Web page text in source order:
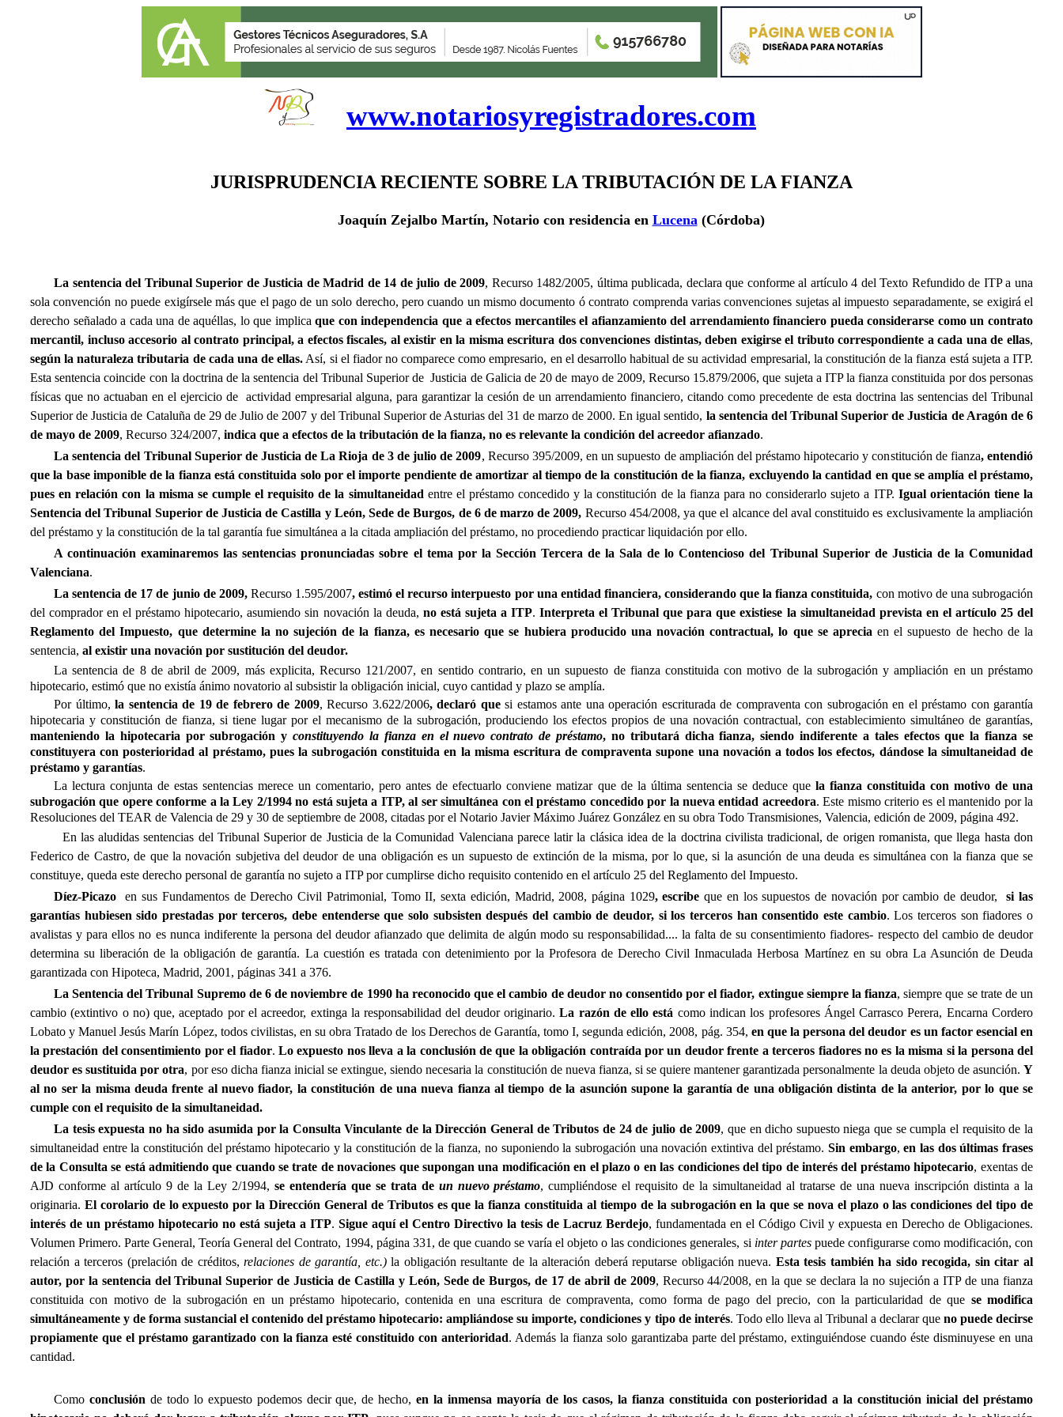
www.notariosyregistradores.com
JURISPRUDENCIA RECIENTE SOBRE LA TRIBUTACIÓN DE LA FIANZA
Joaquín Zejalbo Martín, Notario con residencia en Lucena(Córdoba)
La sentencia del Tribunal Superior de Justicia de Madrid de 14 de julio de 2009, Recurso 1482/2005, última publicada, declara que conforme al artículo 4 del Texto Refundido de ITP a una
sola convención no puede exigírsele más que el pago de un solo derecho, pero cuando un mismo documento ó contrato comprenda varias convenciones sujetas al impuesto separadamente, se exigirá el
derecho señalado a cada una de aquéllas, lo que implicaque con independencia que a efectos mercantiles el afianzamiento del arrendamiento financiero pueda considerarse como un contrato
mercantil, incluso accesorio al contrato principal, a efectos fiscales, al existir en la misma escritura dos convenciones distintas, deben exigirse el tributo correspondiente a cada una de ellas,
según la naturaleza tributaria de cada una de ellas. Así, si el fiador no comparece como empresario, en el desarrollo habitual de su actividad empresarial, la constitución de la fianza está sujeta a ITP.
Esta sentencia coincide con la doctrina de la sentencia del Tribunal Superior de Justicia de Galicia de 20 de mayo de 2009, Recurso 15.879/2006, que sujeta a ITP la fianza constituida por dos personas
físicas que no actuaban en el ejercicio de actividad empresarial alguna, para garantizar la cesión de un arrendamiento financiero, citando como precedente de esta doctrina las sentencias del Tribunal
Superior de Justicia de Cataluña de 29 de Julio de 2007 y del Tribunal Superior de Asturias del 31 de marzo de 2000. En igual sentido, la sentencia del Tribunal Superior de Justicia de Aragón de 6
de mayo de 2009, Recurso 324/2007, indica que a efectos de la tributación de la fianza, no es relevante la condición del acreedor afianzado.
La sentencia del Tribunal Superior de Justicia de La Rioja de 3 de julio de 2009, Recurso 395/2009, en un supuesto de ampliación del préstamo hipotecario y constitución de fianza, entendió
que la base imponible de la fianza está constituida solo por el importe pendiente de amortizar al tiempo de la constitución de la fianza, excluyendo la cantidad en que se amplía el préstamo,
pues en relación con la misma se cumple el requisito de la simultaneidad entre el préstamo concedido y la constitución de la fianza para no considerarlo sujeto a ITP. Igual orientación tiene la
Sentencia del Tribunal Superior de Justicia de Castilla y León, Sede de Burgos, de 6 de marzo de 2009, Recurso 454/2008, ya que el alcance del aval constituido es exclusivamente la ampliación
del préstamo y la constitución de la tal garantía fue simultánea a la citada ampliación del préstamo, no procediendo practicar liquidación por ello.
A continuación examinaremos las sentencias pronunciadas sobre el tema por la Sección Tercera de la Sala de lo Contencioso del Tribunal Superior de Justicia de la Comunidad
Valenciana.
La sentencia de 17 de junio de 2009,Recurso 1.595/2007, estimó el recurso interpuesto por una entidad financiera, considerando que la fianza constituida, con motivo de una subrogación
del comprador en el préstamo hipotecario, asumiendo sin novación la deuda, no está sujeta a ITP.Interpreta el Tribunal que para que existiese la simultaneidad prevista en el artículo 25 del
Reglamento del Impuesto, que determine la no sujeción de la fianza, es necesario que se hubiera producido una novación contractual, lo que se aprecia en el supuesto de hecho de la
sentencia, al existir una novación por sustitución del deudor.
La sentencia de 8 de abril de 2009, más explicita, Recurso 121/2007, en sentido contrario, en un supuesto de fianza constituida con motivo de la subrogación y ampliación en un préstamo
hipotecario, estimó que no existía ánimo novatorio al subsistir la obligación inicial, cuyo cantidad y plazo se amplía.
Por último, la sentencia de 19 de febrero de 2009, Recurso 3.622/2006, declaró quesi estamos ante una operación escriturada de compraventa con subrogación en el préstamo con garantía
hipotecaria y constitución de fianza, si tiene lugar por el mecanismo de la subrogación, produciendo los efectos propios de una novación contractual, con establecimiento simultáneo de garantías,
manteniendo la hipotecaria por subrogación yconstituyendo la fianza en el nuevo contrato de préstamo, no tributará dicha fianza, siendo indiferente a tales efectos que la fianza se
constituyera con posterioridad al préstamo, pues la subrogación constituida en la misma escritura de compraventa supone una novación a todos los efectos, dándose la simultaneidad de
préstamo y garantías.
La lectura conjunta de estas sentencias merece un comentario, pero antes de efectuarlo conviene matizar que de la última sentencia se deduce que la fianza constituida con motivo de una
subrogación que opere conforme a la Ley 2/1994 no está sujeta a ITP, al ser simultánea con el préstamo concedido por la nueva entidad acreedora. Este mismo criterio es el mantenido por la
Resoluciones del TEAR de Valencia de 29 y 30 de septiembre de 2008, citadas por el Notario Javier Máximo Juárez González en su obra Todo Transmisiones, Valencia, edición de 2009, página 492.
En las aludidas sentencias del Tribunal Superior de Justicia de la Comunidad Valenciana parece latir la clásica idea de la doctrina civilista tradicional, de origen romanista, que llega hasta don
Federico de Castro, de que la novación subjetiva del deudor de una obligación es un supuesto de extinción de la misma, por lo que, si la asunción de una deuda es simultánea con la fianza que se
constituye, queda este derecho personal de garantía no sujeto a ITP por cumplirse dicho requisito contenido en el artículo 25 del Reglamento del Impuesto.
Díez-Picazo en sus Fundamentos de Derecho Civil Patrimonial, Tomo II, sexta edición, Madrid, 2008, página 1029, escribe que en los supuestos de novación por cambio de deudor,
si las
garantías hubiesen sido prestadas por terceros, debe entenderse que solo subsisten después del cambio de deudor, si los terceros han consentido este cambio. Los terceros son fiadores o
avalistas y para ellos no es nunca indiferente la persona del deudor afianzado que delimita de algún modo su responsabilidad.... la falta de su consentimiento fiadores- respecto del cambio de deudor
determina su liberación de la obligación de garantía. La cuestión es tratada con detenimiento por la Profesora de Derecho Civil Inmaculada Herbosa Martínez en su obra La Asunción de Deuda
garantizada con Hipoteca, Madrid, 2001, páginas 341 a 376.
La Sentencia del Tribunal Supremo de 6 de noviembre de 1990 ha reconocido que el cambio de deudor no consentido por el fiador, extingue siempre la fianza, siempre que se trate de un
cambio (extintivo o no) que, aceptado por el acreedor, extinga la responsabilidad del deudor originario.La razón de ello está como indican los profesores Ángel Carrasco Perera, Encarna Cordero
Lobato y Manuel Jesús Marín López, todos civilistas, en su obra Tratado de los Derechos de Garantía, tomo I, segunda edición, 2008, pág. 354, en que la persona del deudor es un factor esencial en
la prestación del consentimiento por el fiador. Lo expuesto nos lleva a la conclusión de que la obligación contraída por un deudor frente a terceros fiadores no es la misma si la persona del
deudor es sustituida por otra, por eso dicha fianza inicial se extingue, siendo necesaria la constitución de nueva fianza, si se quiere mantener garantizada personalmente la deuda objeto de asunción.Y
al no ser la misma deuda frente al nuevo fiador, la constitución de una nueva fianza al tiempo de la asunción supone la garantía de una obligación distinta de la anterior, por lo que se
cumple con el requisito de la simultaneidad.
La tesis expuesta no ha sido asumida por la Consulta Vinculante de la Dirección General de Tributos de 24 de julio de 2009, que en dicho supuesto niega que se cumpla el requisito de la
simultaneidad entre la constitución del préstamo hipotecario y la constitución de la fianza, no suponiendo la subrogación una novación extintiva del préstamo. Sin embargo,en las dos últimas frases
de la Consulta se está admitiendo que cuando se trate de novaciones que supongan una modificación en el plazo o en las condiciones del tipo de interés del préstamo hipotecario, exentas de
AJD conforme al artículo 9 de la Ley 2/1994, se entendería que se trata de un nuevo préstamo, cumpliéndose el requisito de la simultaneidad al tratarse de una nueva inscripción distinta a la
originaria. El corolario de lo expuesto por la Dirección General de Tributos es que la fianza constituida al tiempo de la subrogación en la que se nova el plazo o las condiciones del tipo de
interés de un préstamo hipotecario no está sujeta a ITP. Sigue aquí el Centro Directivo la tesis de Lacruz Berdejo, fundamentada en el Código Civil y expuesta en Derecho de Obligaciones.
Volumen Primero. Parte General, Teoría General del Contrato, 1994, página 331, de que cuando se varía el objeto o las condiciones generales, si inter partespuede configurarse como modificación, con
relación a terceros (prelación de créditos,relaciones de garantía, etc.)la obligación resultante de la alteración deberá reputarse obligación nueva. Esta tesis también ha sido recogida, sin citar al
autor, por la sentencia del Tribunal Superior de Justicia de Castilla y León, Sede de Burgos, de 17 de abril de 2009, Recurso 44/2008, en la que se declara la no sujeción a ITP de una fianza
constituida con motivo de la subrogación en un préstamo hipotecario, contenida en una escritura de compraventa, como forma de pago del precio, con la particularidad de que se modifica
simultáneamente y de forma sustancial el contenido del préstamo hipotecario: ampliándose su importe, condiciones y tipo de interés. Todo ello lleva al Tribunal a declarar que  no puede decirse
propiamente que el préstamo garantizado con la fianza esté constituido con anterioridad. Además la fianza solo garantizaba parte del préstamo, extinguiéndose cuando éste disminuyese en una
cantidad.
Como conclusión de todo lo expuesto podemos decir que, de hecho,en la inmensa mayoría de los casos, la fianza constituida con posterioridad a la constitución inicial del préstamo